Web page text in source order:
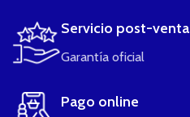
Servicio post-venta
Garantía oficial
Pago online